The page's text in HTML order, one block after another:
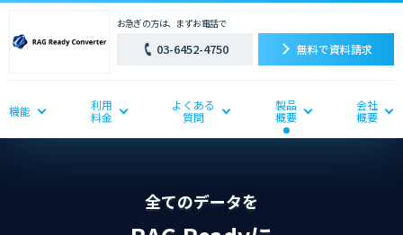
機能
利用
料金
よくある
質問
製品
概要
会社
概要
お急ぎの方は、まずお電話で
03-6452-4750 無料で資料請求
全てのデータを